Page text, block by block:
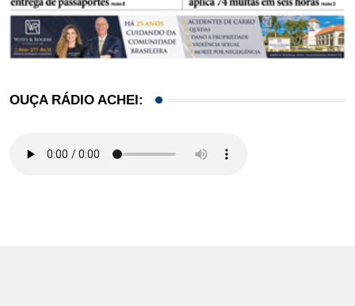
OUÇA RÁDIO ACHEI: